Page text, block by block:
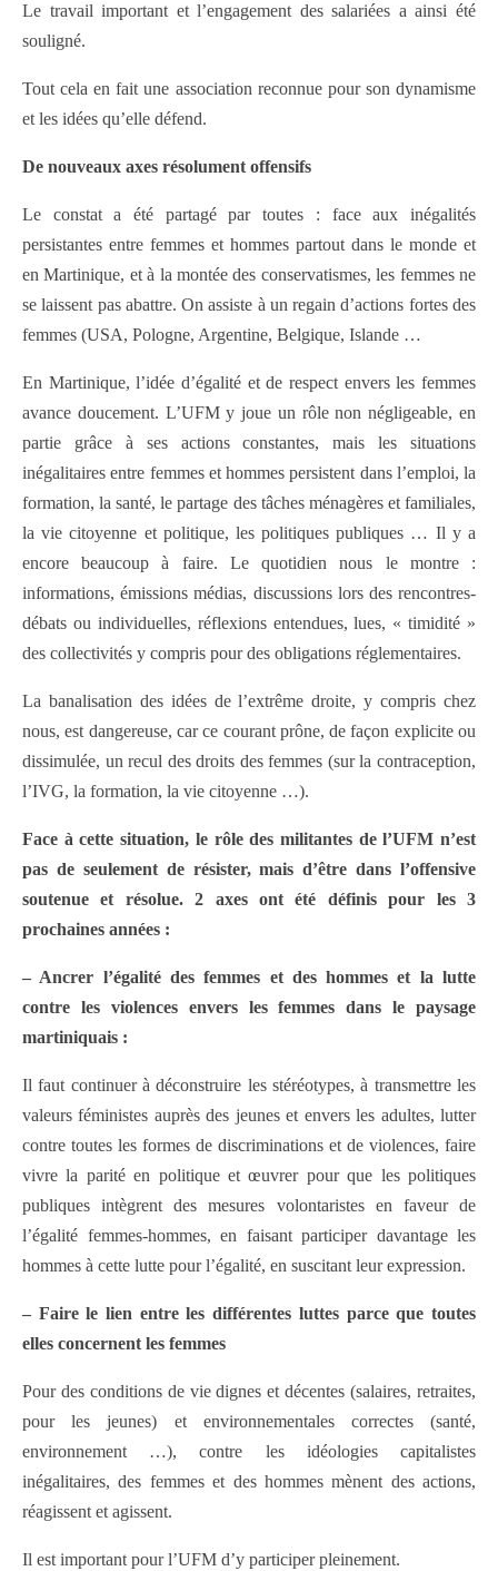
Le travail important et l’engagement des salariées a ainsi été
souligné.
Tout cela en fait une association reconnue pour son dynamisme
et les idées qu’elle défend.
De nouveaux axes résolument offensifs
Le constat a été partagé par toutes : face aux inégalités
persistantes entre femmes et hommes partout dans le monde et
en Martinique, et à la montée des conservatismes, les femmes ne
se laissent pas abattre. On assiste à un regain d’actions fortes des
femmes (USA, Pologne, Argentine, Belgique, Islande …
En Martinique, l’idée d’égalité et de respect envers les femmes
avance doucement. L’UFM y joue un rôle non négligeable, en
partie grâce à ses actions constantes, mais les situations
inégalitaires entre femmes et hommes persistent dans l’emploi, la
formation, la santé, le partage des tâches ménagères et familiales,
la vie citoyenne et politique, les politiques publiques … Il y a
encore beaucoup à faire. Le quotidien nous le montre :
informations, émissions médias, discussions lors des rencontres-
débats ou individuelles, réflexions entendues, lues, « timidité »
des collectivités y compris pour des obligations réglementaires.
La banalisation des idées de l’extrême droite, y compris chez
nous, est dangereuse, car ce courant prône, de façon explicite ou
dissimulée, un recul des droits des femmes (sur la contraception,
l’IVG, la formation, la vie citoyenne …).
Face à cette situation, le rôle des militantes de l’UFM n’est
pas de seulement de résister, mais d’être dans l’offensive
soutenue et résolue. 2 axes ont été définis pour les 3
prochaines années :
– Ancrer l’égalité des femmes et des hommes et la lutte
contre les violences envers les femmes dans le paysage
martiniquais :
Il faut continuer à déconstruire les stéréotypes, à transmettre les
valeurs féministes auprès des jeunes et envers les adultes, lutter
contre toutes les formes de discriminations et de violences, faire
vivre la parité en politique et œuvrer pour que les politiques
publiques intègrent des mesures volontaristes en faveur de
l’égalité femmes-hommes, en faisant participer davantage les
hommes à cette lutte pour l’égalité, en suscitant leur expression.
– Faire le lien entre les différentes luttes parce que toutes
elles concernent les femmes
Pour des conditions de vie dignes et décentes (salaires, retraites,
pour les jeunes) et environnementales correctes (santé,
environnement …), contre les idéologies capitalistes
inégalitaires, des femmes et des hommes mènent des actions,
réagissent et agissent.
Il est important pour l’UFM d’y participer pleinement.